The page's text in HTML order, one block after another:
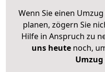
Wenn Sie einen
planen, zögern Sie
Hilfe in Anspruch zu
uns heutenoch,
Umzug